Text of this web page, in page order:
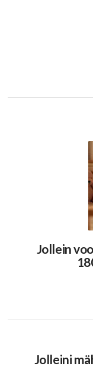
Jollein
Jolleini